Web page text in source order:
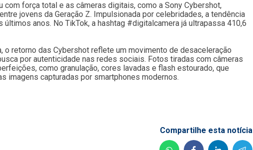
força total e as câmeras digitais, como a Sony Cybershot,
jovens da Geração Z. Impulsionada por celebridades, a tendência
últimos anos. No TikTok, a hashtag #digitalcamera já ultrapassa 410,6
o retorno das Cybershot reflete um movimento de desaceleração
por autenticidade nas redes sociais. Fotos tiradas com câmeras
como granulação, cores lavadas e flash estourado, que
imagens capturadas por smartphones modernos.
Compartilhe esta notícia